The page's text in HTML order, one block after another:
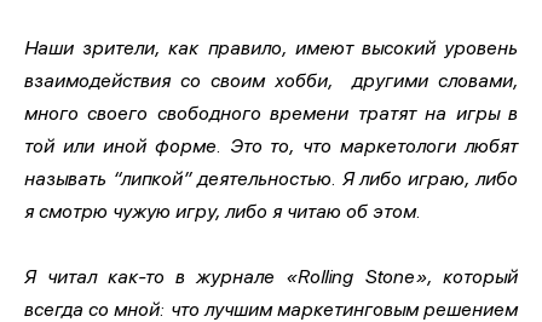
Наши зрители, как правило, имеют высокий уровень
взаимодействия со своим хобби, другими словами,
много своего свободного времени тратят на игры в
той или иной форме. Это то, что маркетологи любят
называть “липкой” деятельностью. Я либо играю, либо
я смотрю чужую игру, либо я читаю об этом.
Я читал как-то в журнале «Rolling Stone», который
всегда со мной: что лучшим маркетинговым решением